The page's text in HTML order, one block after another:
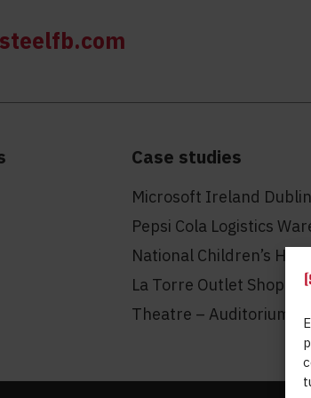
Case studies
Microsoft Ireland
Pepsi Cola Logistics
National Children’s
La Torre Outlet
Theatre – Auditorium in